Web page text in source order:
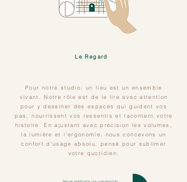
Le Regard
Pour notre studio, un lieu est un ensemble
vivant. Notre rôle est de le lire avec attention
pour y dessiner des espaces qui guident vos
pas, nourrissent vos ressentis et racontent votre
histoire. En ajustant avec précision les volumes,
la lumière et l’ergonomie, nous concevons un
confort d’usage absolu, pensé pour sublimer
votre quotidien.